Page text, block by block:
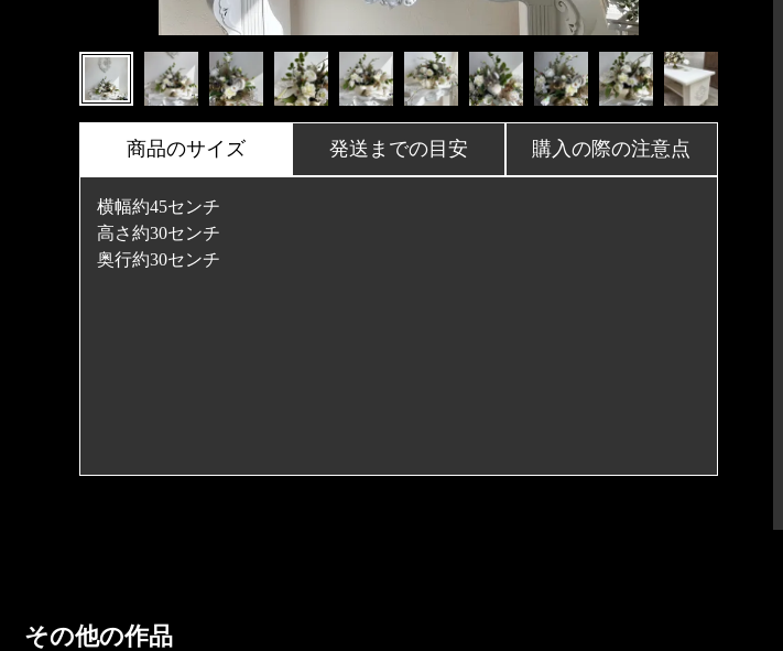
商品のサイズ 発送までの目安 購入の際の注意点
横幅約45センチ
高さ約30センチ
奥行約30センチ
品ならび発送については細心の注意を払っておりますが、万一、破損等があ
はありますが、紫外線の多い陽の当たる場所に長期間置かれますと紫外線に
その他の作品